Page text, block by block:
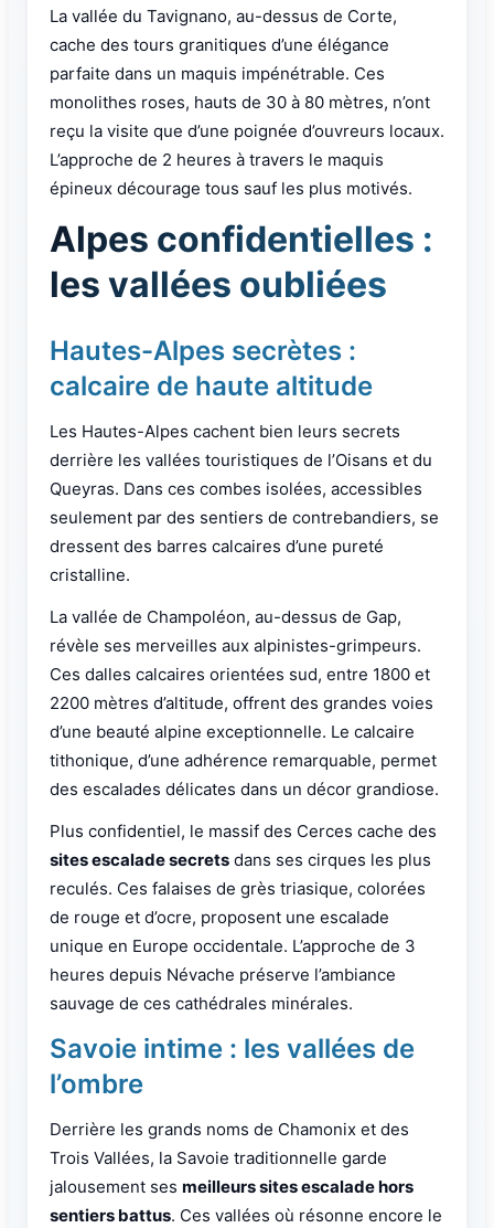
La vallée du Tavignano, au-dessus de Corte,
cache des tours granitiques d’une élégance
parfaite dans un maquis impénétrable. Ces
monolithes roses, hauts de 30 à 80 mètres, n’ont
reçu la visite que d’une poignée d’ouvreurs locaux.
L’approche de 2 heures à travers le maquis
épineux décourage tous sauf les plus motivés.
Alpes confidentielles :
les vallées oubliées
Hautes-Alpes secrètes :
calcaire de haute altitude
Les Hautes-Alpes cachent bien leurs secrets
derrière les vallées touristiques de l’Oisans et du
Queyras. Dans ces combes isolées, accessibles
seulement par des sentiers de contrebandiers, se
dressent des barres calcaires d’une pureté
cristalline.
La vallée de Champoléon, au-dessus de Gap,
révèle ses merveilles aux alpinistes-grimpeurs.
Ces dalles calcaires orientées sud, entre 1800 et
2200 mètres d’altitude, offrent des grandes voies
d’une beauté alpine exceptionnelle. Le calcaire
tithonique, d’une adhérence remarquable, permet
des escalades délicates dans un décor grandiose.
Plus confidentiel, le massif des Cerces cache des
sites escalade secrets dans ses cirques les plus
reculés. Ces falaises de grès triasique, colorées
de rouge et d’ocre, proposent une escalade
unique en Europe occidentale. L’approche de 3
heures depuis Névache préserve l’ambiance
sauvage de ces cathédrales minérales.
Savoie intime : les vallées de
l’ombre
Derrière les grands noms de Chamonix et des
Trois Vallées, la Savoie traditionnelle garde
jalousement ses meilleurs sites escalade hors
sentiers battus. Ces vallées où résonne encore le